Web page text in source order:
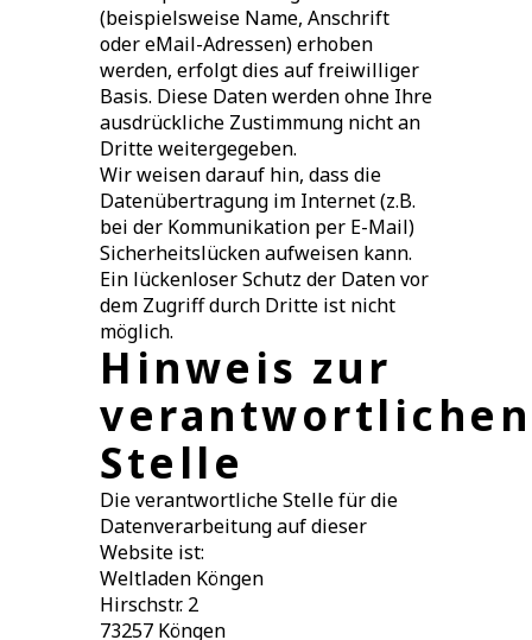
(beispielsweise Name, Anschrift
oder eMail-Adressen) erhoben
werden, erfolgt dies auf freiwilliger
Basis. Diese Daten werden ohne Ihre
ausdrückliche Zustimmung nicht an
Dritte weitergegeben.
Wir weisen darauf hin, dass die
Datenübertragung im Internet (z.B.
bei der Kommunikation per E-Mail)
Sicherheitslücken aufweisen kann.
Ein lückenloser Schutz der Daten vor
dem Zugriff durch Dritte ist nicht
möglich.
Hinweis zur
verantwortlichen
Stelle
Die verantwortliche Stelle für die
Datenverarbeitung auf dieser
Website ist:
Weltladen Köngen
Hirschstr. 2
73257 Köngen